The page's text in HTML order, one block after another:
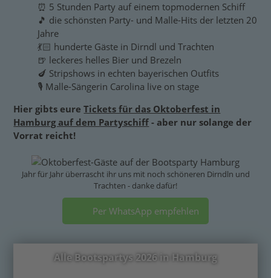
⏰ 5 Stunden Party auf einem topmodernen Schiff
🎵 die schönsten Party- und Malle-Hits der letzten 20
Jahre
💃🏻 hunderte Gäste in Dirndl und Trachten
🍺 leckeres helles Bier und Brezeln
🍆 Stripshows in echten bayerischen Outfits
🎙️ Malle-Sängerin Carolina live on stage
Hier gibts eureTickets für das Oktoberfest in
Hamburg auf dem Partyschiff - aber nur solange der
Vorrat reicht!
Jahr für Jahr überrascht ihr uns mit noch schöneren Dirndln und
Trachten - danke dafür!
Per WhatsApp empfehlen
Alle Bootspartys 2026 in Hamburg